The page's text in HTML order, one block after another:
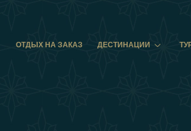
ОТДЫХ НА ЗАКАЗ
ДЕСТИНАЦИИ